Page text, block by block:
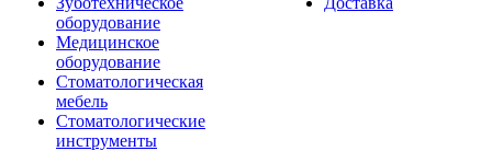
оборудование
Медицинское
оборудование
Стоматологическая
мебель
Стоматологические
инструменты